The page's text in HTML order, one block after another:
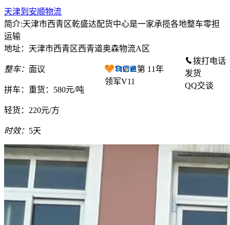
天津到安顺物流
简介:天津市西青区乾盛达配货中心是一家承揽各地整车零担
运输
地址：天津市西青区西青道奥森物流A区
整车： 面议
拼车： 重货：580元/吨
轻货： 220元/方
时效： 5天
第 11年
领军V11
拨打电话
发货
QQ交谈